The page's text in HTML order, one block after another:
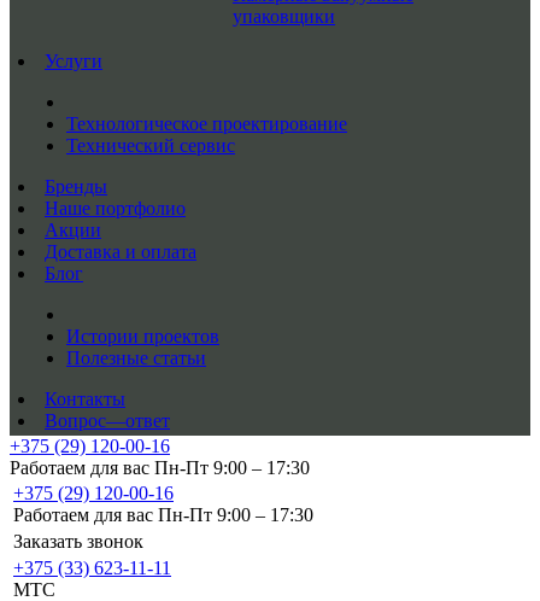
упаковщики
Услуги
Технологическое проектирование
Технический сервис
Бренды
Наше портфолио
Акции
Доставка и оплата
Блог
Истории проектов
Полезные статьи
Контакты
Вопрос—ответ
+375 (29) 120-00-16
Работаем для вас Пн-Пт 9:00 – 17:30
+375 (29) 120-00-16
Работаем для вас Пн-Пт 9:00 – 17:30
Заказать звонок
+375 (33) 623-11-11
MTC